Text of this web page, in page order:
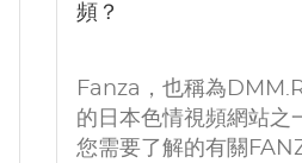
頻？
Fanza，也稱為
的日本色情視頻網站之
您需要了解的有關